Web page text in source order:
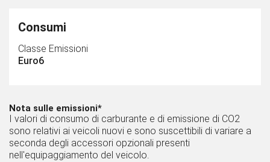
Consumi
Classe Emissioni
Euro6
Nota sulle emissioni*
I valori di consumo di carburante e di emissione di CO2
sono relativi ai veicoli nuovi e sono suscettibili di variare a
seconda degli accessori opzionali presenti
nell'equipaggiamento del veicolo.